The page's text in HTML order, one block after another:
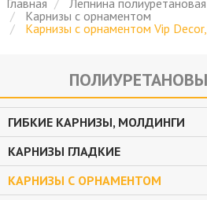
Главная
Лепнина полиуретановая
Карнизы с орнаментом
Карнизы с орнаментом Vip
Карнизы с орнаментом Vip Decor,
ГИБКИЕ КАРНИЗЫ, МОЛДИНГИ
КАРНИЗЫ ГЛАДКИЕ
КАРНИЗЫ С ОРНАМЕНТОМ